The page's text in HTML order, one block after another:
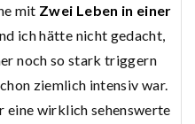
mit Zwei Leben in einer
ich hätte nicht gedacht,
noch so stark triggern
ziemlich intensiv war.
eine wirklich sehenswerte